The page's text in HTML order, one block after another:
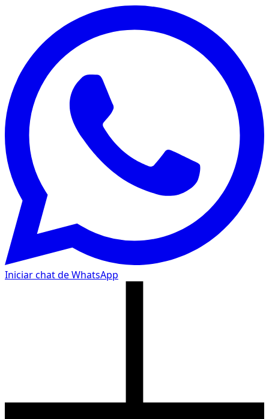
Iniciar chat de WhatsApp